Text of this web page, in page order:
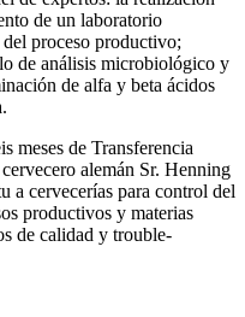
de un laboratorio
proceso productivo;
de análisis microbiológico y
de alfa y beta ácidos
meses de Transferencia
alemán Sr. Henning
a cervecerías para control del
productivos y materias
de calidad y trouble-